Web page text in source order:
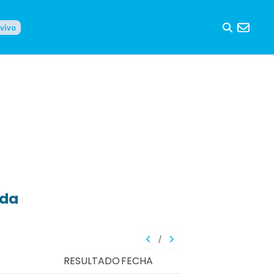
/
RESULTADOFECHA